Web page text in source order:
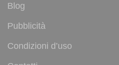
Blog
Pubblicità
Condizioni d’uso